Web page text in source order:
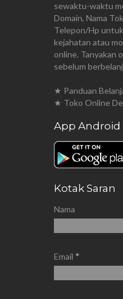
sewaktu-waktu
Domain, Nama
Telepon/Hp
kejahatan atau
online. Tanyakan
sebelum
★ Panduan
★ Toko Online
App Android
Kotak Saran
Nama
Email *